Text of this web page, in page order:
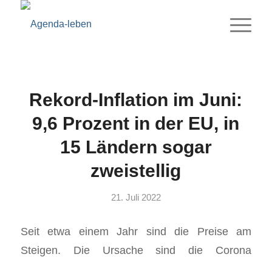
Rekord-Inflation im Juni:
9,6 Prozent in der EU, in
15 Ländern sogar
zweistellig
21. Juli 2022
Seit etwa einem Jahr sind die Preise am
Steigen. Die Ursache sind die Corona